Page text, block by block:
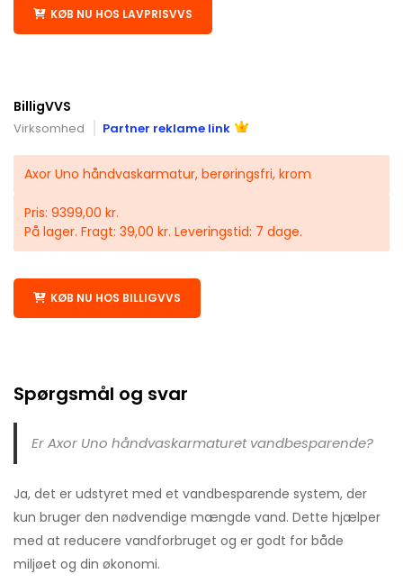
KØB NU HOS LAVPRISVVS
BilligVVS
Virksomhed Partner reklame link
Axor Uno håndvaskarmatur, berøringsfri, krom
Pris: 9399,00 kr.
På lager. Fragt: 39,00 kr. Leveringstid: 7 dage.
KØB NU HOS BILLIGVVS
Spørgsmål og svar
Er Axor Uno håndvaskarmaturet vandbesparende?
Ja, det er udstyret med et vandbesparende system, der
kun bruger den nødvendige mængde vand. Dette hjælper
med at reducere vandforbruget og er godt for både
miljøet og din økonomi.